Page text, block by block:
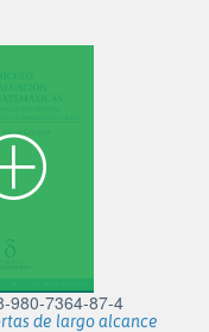
980-7364-87-4
de largo alcance